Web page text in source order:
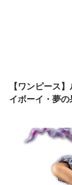
【ワンピース
イボーイ・夢